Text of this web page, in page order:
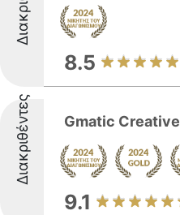
8.5
Διακριθέντες Gmatic
9.1